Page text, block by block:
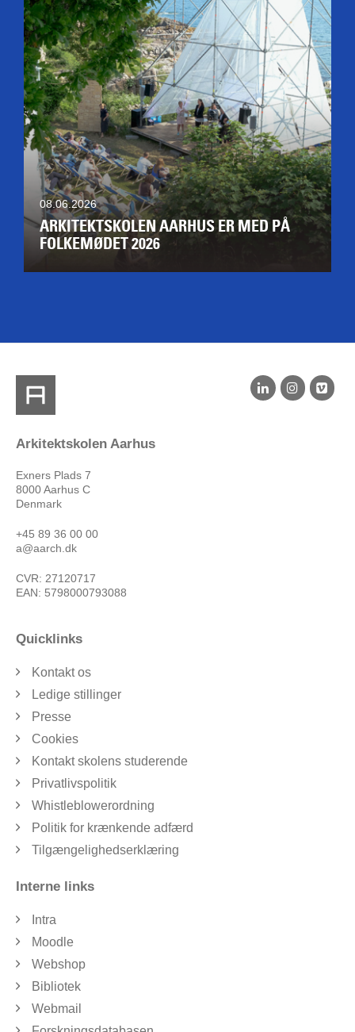
08.06.2026
ARKITEKTSKOLEN AARHUS ER MED PÅ
FOLKEMØDET 2026
Arkitektskolen Aarhus
Exners Plads 7
8000 Aarhus C
Denmark
+45 89 36 00 00
a@aarch.dk
CVR: 27120717
EAN: 5798000793088
Quicklinks
Kontakt os
Ledige stillinger
Presse
Cookies
Kontakt skolens studerende
Privatlivspolitik
Whistleblowerordning
Politik for krænkende adfærd
Tilgængelighedserklæring
Interne links
Intra
Moodle
Webshop
Bibliotek
Webmail